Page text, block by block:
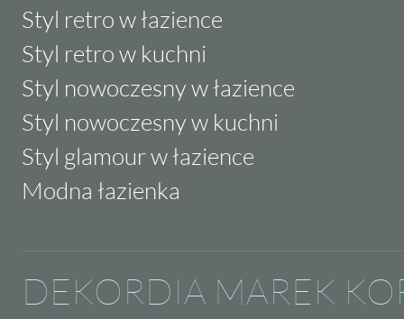
Styl retro w łazience
Styl retro w kuchni
Styl nowoczesny w łazience
Styl nowoczesny w kuchni
Styl glamour w łazience
Modna łazienka
DEKORDIA MAREK